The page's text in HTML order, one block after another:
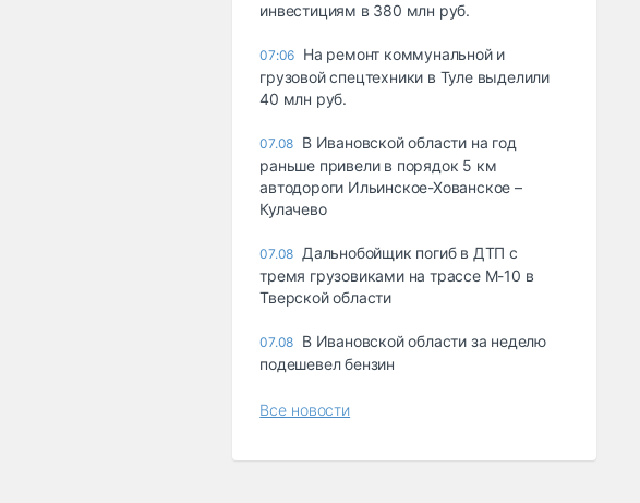
инвестициям в 380 млн руб.
07:06 На ремонт коммунальной и
грузовой спецтехники в Туле выделили
40 млн руб.
07.08 В Ивановской области на год
раньше привели в порядок 5 км
автодороги Ильинское-Хованское –
Кулачево
07.08 Дальнобойщик погиб в ДТП с
тремя грузовиками на трассе М-10 в
Тверской области
07.08 В Ивановской области за неделю
подешевел бензин
Все новости